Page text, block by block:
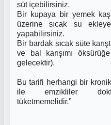
süt içebilirsiniz.
Bir kupaya bir yemek
üzerine sıcak su
yapabilirsiniz.
Bir bardak sıcak süte
ve bal karışımı
gelecektir).
Bu tarifi herhangi bir
ile emzikliler
tüketmemelidir.”